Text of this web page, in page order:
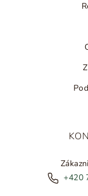
+420